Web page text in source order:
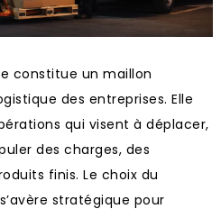
constitue un maillon
des entreprises. Elle
qui visent à déplacer,
des charges, des
finis. Le choix du
stratégique pour